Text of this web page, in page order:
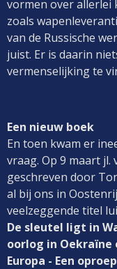
vormen over allerlei
zoals
van de Russische
juist. Er is daarin
vermenselijking te
Een nieuw boek
En toen kwam er
vraag. Op 9 maart jl.
geschreven door
al bij ons in
veelzeggende titel
De sleutel ligt in
oorlog in Oekraïne
Europa - Een